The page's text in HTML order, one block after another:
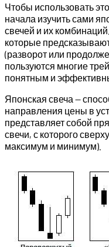
Чтобы использовать
начала изучить сами
свечей и их
которые
(разворот или
пользуются многие
понятным и
Японская свеча —
направления цены в
представляет собой
свечи, с которого
максимум и минимум).